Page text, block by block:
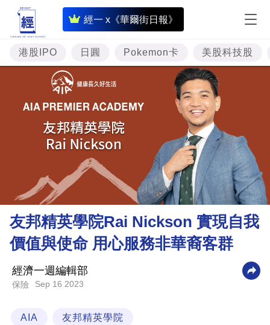
經一 x《華爾街日報》
即
時
財
經
專
題
投
資
樓
市
理
財
商
業
科
港股IPO 日圓 Pokemon卡 美股科技股
友邦精英學院Rai Nickson 實現自我
價值與使命 用心服務非華裔客群
經濟一週編輯部
保險 Sep 16 2023
AIA 友邦精英學院